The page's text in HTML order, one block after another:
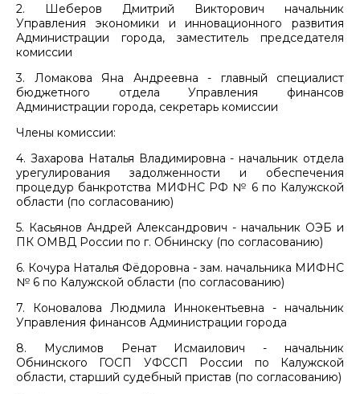
2. Шеберов Дмитрий Викторович начальник
Управления экономики и инновационного развития
Администрации города, заместитель председателя
комиссии
3. Ломакова Яна Андреевна - главный специалист
бюджетного отдела Управления финансов
Администрации города, секретарь комиссии
Члены комиссии:
4. Захарова Наталья Владимировна - начальник отдела
урегулирования задолженности и обеспечения
процедур банкротства МИФНС РФ № 6 по Калужской
области (по согласованию)
5. Касьянов Андрей Александрович - начальник ОЭБ и
ПК ОМВД России по г. Обнинску (по согласованию)
6. Кочура Наталья Фёдоровна - зам. начальника МИФНС
№ 6 по Калужской области (по согласованию)
7. Коновалова Людмила Иннокентьевна - начальник
Управления финансов Администрации города
8. Муслимов Ренат Исмаилович - начальник
Обнинского ГОСП УФССП России по Калужской
области, старший судебный пристав (по согласованию)